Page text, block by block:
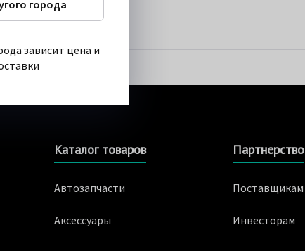
Каталог товаров
Автозапчасти
Аксессуары
Партнерство
Поставщикам
Инвесторам
города
зависит цена и